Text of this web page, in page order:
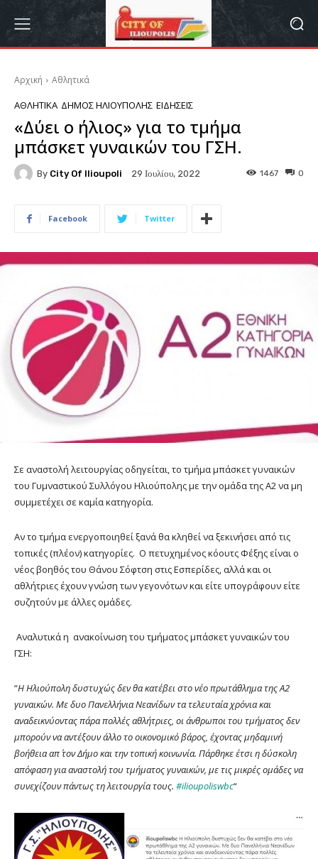
Αρχική Αθλητικά
ΑΘΛΗΤΙΚΆ ΔΉΜΟΣ ΗΛΙΟΎΠΟΛΗΣ ΕΙΔΉΣΕΙΣ
«Δύει ο ήλιος» για το τμήμα
μπάσκετ γυναικών του ΓΣΗ.
By City Of Ilioupoli 29 Ιουλίου, 2022 0
1467
Facebook Twitter
Σε αναστολή λειτουργίας οδηγείται, το τμήμα μπάσκετ γυναικών
του Γυμναστικού Συλλόγου Ηλιούπολης με την ομάδα της Α2 να μη
συμμετέχει σε καμία κατηγορία.
Αν το τμήμα ενεργοποιηθεί ξανά θα κληθεί να ξεκινήσει από τις
τοπικές (πλέον) κατηγορίες. O πετυχημένος κόουτς Φέξης είναι ο
νέος βοηθός του Θάνου Σόφτση στις Εσπερίδες, αλλά και οι
αθλήτριες έχουν γνώση των γεγονότων και είτε υπογράφουν είτε
συζητούν με άλλες ομάδες.
Αναλυτικά η ανακοίνωση του τμήματος μπάσκετ γυναικών του
ΓΣΗ:
“H Ηλιούπολη δυστυχώς δεν θα κατέβει στο νέο πρωτάθλημα της Α2
γυναικών. Με δυο Πανελλήνια Νεανίδων τα τελευταία χρόνια και
αναδεικνύοντας πάρα πολλές αθλήτριες, οι άνθρωποι του τμήματος δεν
μπορούν να αντέξουν άλλο το οικονομικό βάρος, έχοντας μηδαμινή
βοήθεια απ΄ τον Δήμο και την τοπική κοινωνία. Πάρθηκε έτσι η δύσκολη
απόφαση για αναστολή του τμήματος γυναικών, με τις μικρές ομάδες να
συνεχίζουν πάντως τη λειτουργία τους. #ilioupoliswbc“